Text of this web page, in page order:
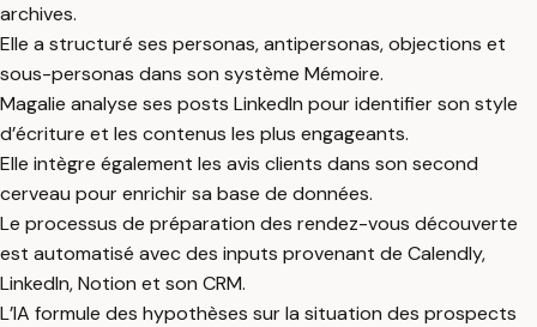
archives.
Elle a structuré ses personas, antipersonas, objections et
sous-personas dans son système Mémoire.
Magalie analyse ses posts LinkedIn pour identifier son style
d’écriture et les contenus les plus engageants.
Elle intègre également les avis clients dans son second
cerveau pour enrichir sa base de données.
Le processus de préparation des rendez-vous découverte
est automatisé avec des inputs provenant de Calendly,
LinkedIn, Notion et son CRM.
L’IA formule des hypothèses sur la situation des prospects